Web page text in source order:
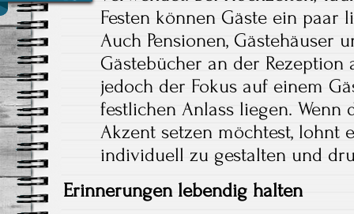
Festen können Gäste ein paar
Auch Pensionen, Gästehäuser
Gästebücher an der
jedoch der Fokus auf einem
festlichen Anlass liegen. Wenn
Akzent setzen möchtest, lohnt
individuell zu gestalten und
Erinnerungen lebendig halten